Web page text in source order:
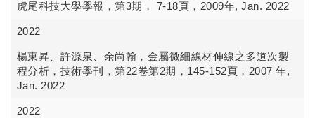
虎尾科技大學學報，第3期， 7-18頁，2009年, Jan. 2022
2022
楊東昇、許源泉、余尚翰，金屬微細線材伸線之多道次製
程分析，技術學刊，第22卷第2期，145-152頁，2007 年,
Jan. 2022
2022